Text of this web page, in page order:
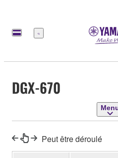
Menu
DGX-670
Peut être déroulé